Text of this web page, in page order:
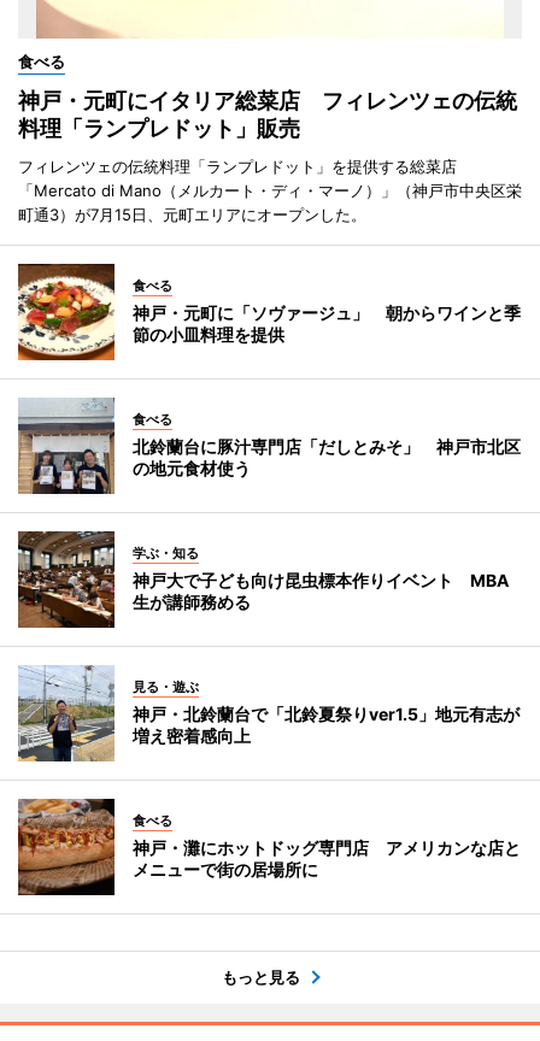
食べる
神戸・元町にイタリア総菜店 フィレンツェの伝統
料理「ランプレドット」販売
フィレンツェの伝統料理「ランプレドット」を提供する総菜店
「Mercato di Mano（メルカート・ディ・マーノ）」（神戸市中央区栄
町通3）が7月15日、元町エリアにオープンした。
食べる
神戸・元町に「ソヴァージュ」 朝からワインと季
節の小皿料理を提供
食べる
北鈴蘭台に豚汁専門店「だしとみそ」 神戸市北区
の地元食材使う
学ぶ・知る
神戸大で子ども向け昆虫標本作りイベント MBA
生が講師務める
見る・遊ぶ
神戸・北鈴蘭台で「北鈴夏祭りver1.5」地元有志が
増え密着感向上
食べる
神戸・灘にホットドッグ専門店 アメリカンな店と
メニューで街の居場所に
もっと見る